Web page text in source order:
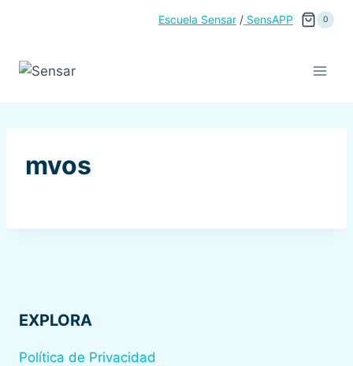
Escuela Sensar/SensAPP 0
mvos
EXPLORA
Política de Privacidad